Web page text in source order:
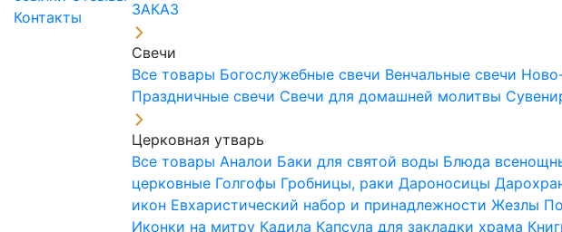
Контакты
ЗАКАЗ
Свечи
Все товары Богослужебные свечи Венчальные свечи
Праздничные свечи Свечи для домашней молитвы
Церковная утварь
Все товарыАналои Баки для святой воды Блюда
церковные Голгофы Гробницы, ракиДароносицы
икон Евхаристический набор и принадлежностиЖезлы
Иконки на митру Кадила Капсула для закладки храма